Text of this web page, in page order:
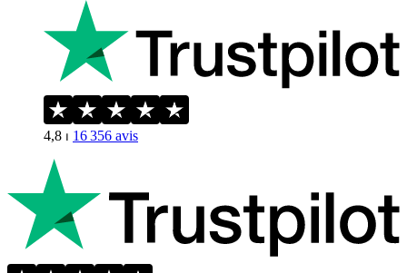
4,8 ⏐ 16 356 avis